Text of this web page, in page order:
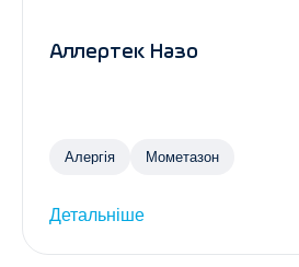
Аллертек Назо
Алергія Мометазон
Детальніше